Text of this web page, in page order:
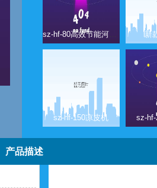
sz-hf-80高效节能河粉机 新
sz-hf-150凉皮机 sz-
产品描述